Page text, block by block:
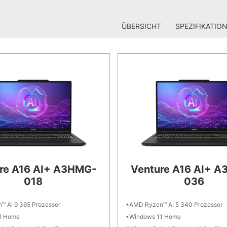
ÜBERSICHT
A16 AI+ A3HMG-
018
AI 9 365 Prozessor
Home
Venture A16 AI+
036
AMD Ryzen™ AI 5 340 Prozessor
Windows 11 Home